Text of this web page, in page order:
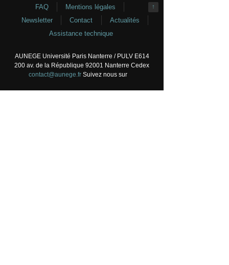
↑
FAQ
Mentions légales
Newsletter
Contact
Actualités
Assistance technique
AUNEGE Université Paris Nanterre / PULV E614
200 av. de la République 92001 Nanterre Cedex
contact@aunege.frSuivez nous sur